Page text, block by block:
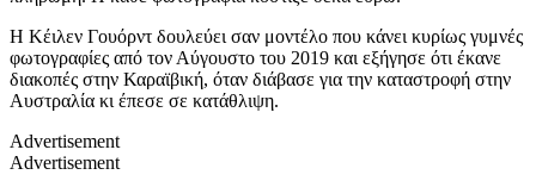
Η Κέιλεν Γουόρντ δουλεύει σαν μοντέλο που κάνει κυρίως γυμνές
φωτογραφίες από τον Αύγουστο του 2019 και εξήγησε ότι έκανε
διακοπές στην Καραϊβική, όταν διάβασε για την καταστροφή στην
Αυστραλία κι έπεσε σε κατάθλιψη.
Advertisement
Advertisement